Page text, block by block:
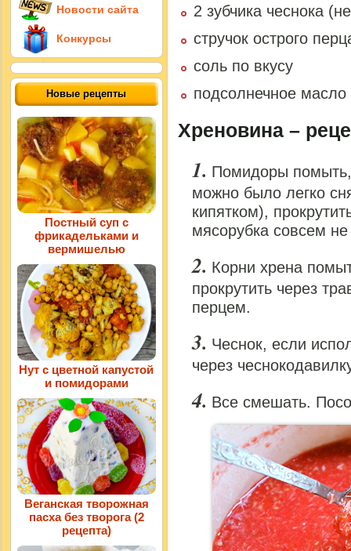
2 зубчика чеснока
стручок острого
соль по вкусу
подсолнечное масло
Хреновина –
Помидоры помыть,
можно было легко
кипятком),
мясорубка совсем
Корни хрена
прокрутить через
перцем.
Чеснок, если
через
Все смешать.
Новости сайта
Конкурсы
Новые рецепты
Постный суп с
фрикадельками и
вермишелью
Нут с цветной капустой
и помидорами
Веганская творожная
пасха без творога (2
рецепта)